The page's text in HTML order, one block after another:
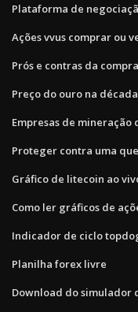
Plataforma de
Ações vvus comprar ou
Prós e contras da
Preço do ouro na
Empresas de mineração
Proteger contra uma
Gráfico de litecoin ao
Como ler gráficos de
Indicador de ciclo
Planilha forex livre
Download do simulador